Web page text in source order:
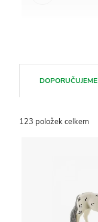
a
DOPORUČUJEME
123 položek celkem